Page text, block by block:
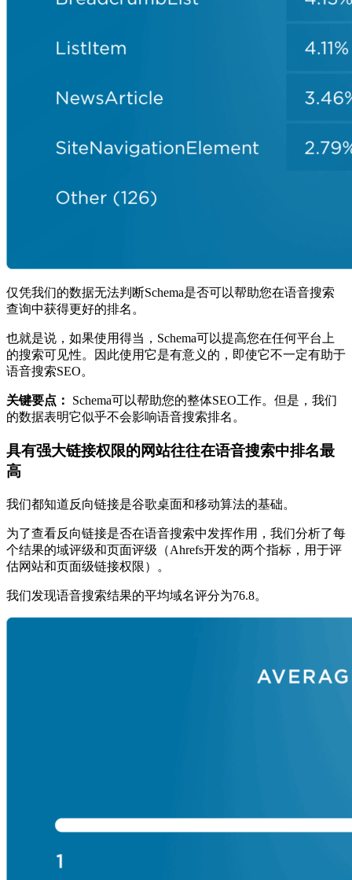
仅凭我们的数据无法判断Schema是否可以帮助您在语音搜索
查询中获得更好的排名。
也就是说，如果使用得当，Schema可以提高您在任何平台上
的搜索可见性。因此使用它是有意义的，即使它不一定有助于
语音搜索SEO。
关键要点：
Schema可以帮助您的整体SEO工作。但是，我们
的数据表明它似乎不会影响语音搜索排名。
具有强大链接权限的网站往往在语音搜索中排名最
高
我们都知道反向链接是谷歌桌面和移动算法的基础。
为了查看反向链接是否在语音搜索中发挥作用，我们分析了每
个结果的域评级和页面评级（Ahrefs开发的两个指标，用于评
估网站和页面级链接权限）。
我们发现语音搜索结果的平均域名评分为76.8。